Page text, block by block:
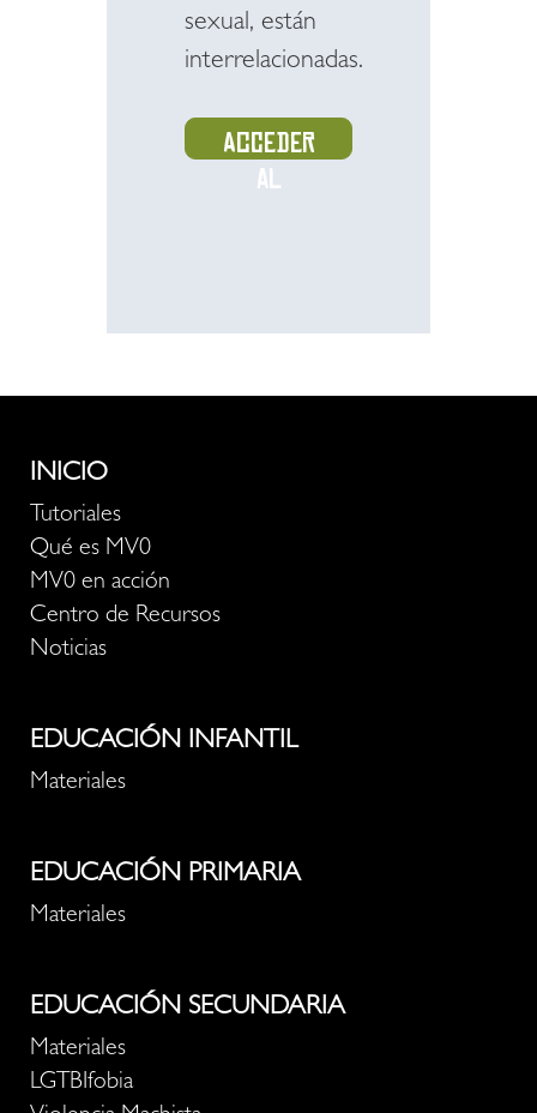
sexual, están
interrelacionadas.
Acceder
al
INICIO
Tutoriales
Qué es MV0
MV0 en acción
Centro de Recursos
Noticias
EDUCACIÓN INFANTIL
Materiales
EDUCACIÓN PRIMARIA
Materiales
EDUCACIÓN SECUNDARIA
Materiales
LGTBIfobia